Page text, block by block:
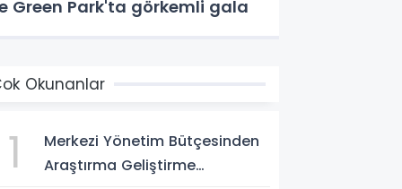
Green Park'ta görkemli gala
Okunanlar
1
Merkezi Yönetim Bütçesinden
Araştırma Geliştirme